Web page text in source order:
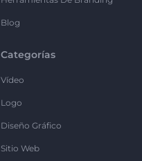
Blog
Categorías
Vídeo
Logo
Diseño Gráfico
Sitio Web